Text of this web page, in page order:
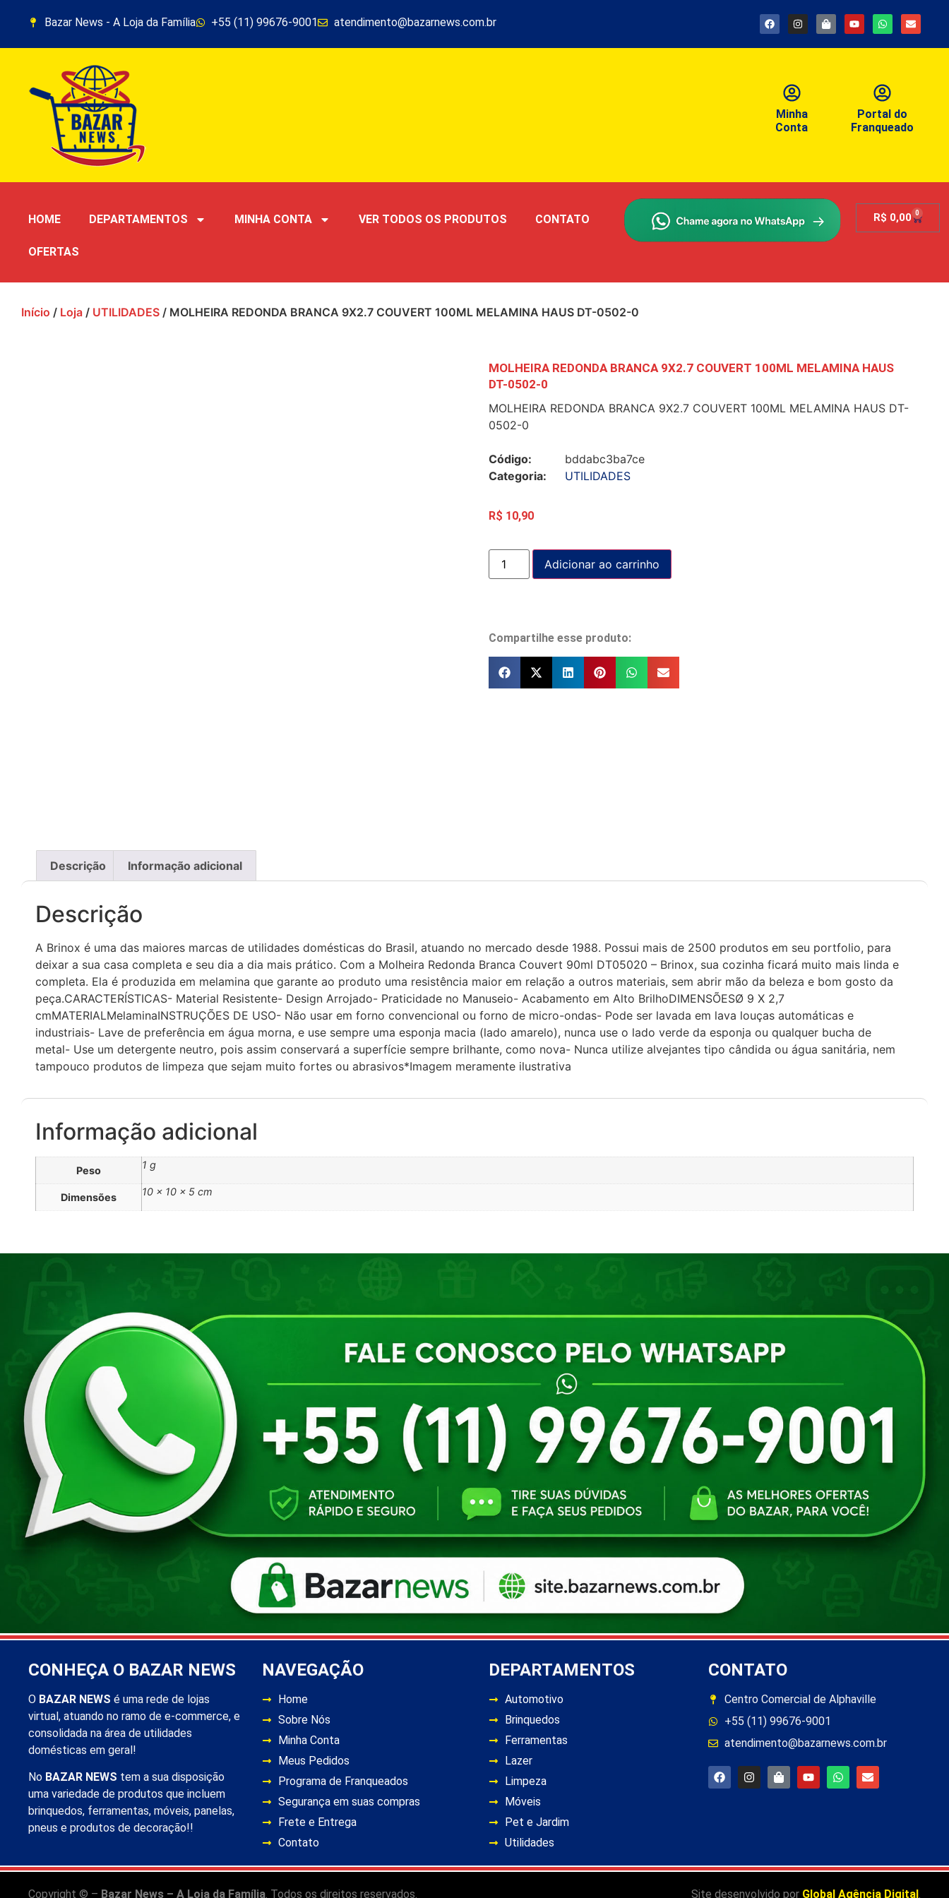
Bazar News - A Loja da Família +55 (11) 99676-9001 atendimento@bazarnews.com.br
Minha
Conta
Portal do
Franqueado
HOME DEPARTAMENTOS MINHA CONTA VER TODOS OS PRODUTOS CONTATO
OFERTAS
R$ 0,00 0
Início / Loja / UTILIDADES / MOLHEIRA REDONDA BRANCA 9X2.7 COUVERT 100ML MELAMINA HAUS DT-0502-0
MOLHEIRA REDONDA BRANCA 9X2.7 COUVERT 100ML MELAMINA HAUS
DT-0502-0
MOLHEIRA REDONDA BRANCA 9X2.7 COUVERT 100ML MELAMINA HAUS DT-
0502-0
Código:
bddabc3ba7ce
Categoria:
UTILIDADES
R$ 10,90
Adicionar ao carrinho
Compartilhe esse produto:
Descrição Informação adicional
Descrição
A Brinox é uma das maiores marcas de utilidades domésticas do Brasil, atuando no mercado desde 1988. Possui mais de 2500 produtos em seu portfolio, para
deixar a sua casa completa e seu dia a dia mais prático. Com a Molheira Redonda Branca Couvert 90ml DT05020 – Brinox, sua cozinha ficará muito mais linda e
completa. Ela é produzida em melamina que garante ao produto uma resistência maior em relação a outros materiais, sem abrir mão da beleza e bom gosto da
peça.CARACTERÍSTICAS- Material Resistente- Design Arrojado- Praticidade no Manuseio- Acabamento em Alto BrilhoDIMENSÕESØ 9 X 2,7
cmMATERIALMelaminaINSTRUÇÕES DE USO- Não usar em forno convencional ou forno de micro-ondas- Pode ser lavada em lava louças automáticas e
industriais- Lave de preferência em água morna, e use sempre uma esponja macia (lado amarelo), nunca use o lado verde da esponja ou qualquer bucha de
metal- Use um detergente neutro, pois assim conservará a superfície sempre brilhante, como nova- Nunca utilize alvejantes tipo cândida ou água sanitária, nem
tampouco produtos de limpeza que sejam muito fortes ou abrasivos*Imagem meramente ilustrativa
Informação adicional
Peso 1 g
Dimensões 10 × 10 × 5 cm
CONHEÇA O BAZAR NEWS
O BAZAR NEWS é uma rede de lojas
virtual, atuando no ramo de e-commerce, e
consolidada na área de utilidades
domésticas em geral!
No BAZAR NEWS tem a sua disposição
uma variedade de produtos que incluem
brinquedos, ferramentas, móveis, panelas,
pneus e produtos de decoração!!
NAVEGAÇÃO
Home
Sobre Nós
Minha Conta
Meus Pedidos
Programa de Franqueados
Segurança em suas compras
Frete e Entrega
Contato
DEPARTAMENTOS
Automotivo
Brinquedos
Ferramentas
Lazer
Limpeza
Móveis
Pet e Jardim
Utilidades
CONTATO
Centro Comercial de Alphaville
+55 (11) 99676-9001
atendimento@bazarnews.com.br
Copyright © – Bazar News – A Loja da Família . Todos os direitos reservados. Site desenvolvido por Global Agência Digital.